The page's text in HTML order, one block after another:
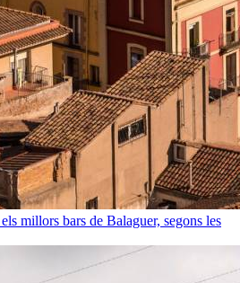
millors bars de Balaguer, segons les